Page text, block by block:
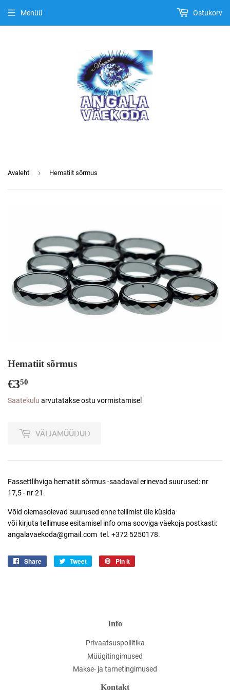
Menüü Ostukorv
Avaleht › Hematiit sõrmus
Hematiit sõrmus
€350
Saatekulu arvutatakse ostu vormistamisel
VÄLJAMÜÜDUD
Fassettlihviga hematiit sõrmus -saadaval erinevad suurused: nr
17,5 - nr 21.
Võid olemasolevad suurused enne tellimist üle küsida
või kirjuta tellimuse esitamisel info oma sooviga väekoja postkasti:
angalavaekoda@gmail.com tel. +372 5250178.
Share
Jaga
Tweet
Jaga
Pin it
Info
Privaatsuspoliitika
Müügitingimused
Makse- ja tarnetingimused
Kontakt